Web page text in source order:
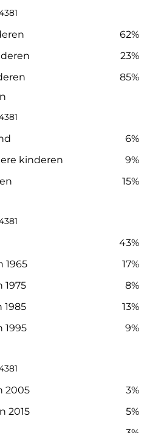
62%
23%
85%
6%
kinderen
9%
15%
43%
1965
17%
1975
8%
1985
13%
1995
9%
2005
3%
2015
5%